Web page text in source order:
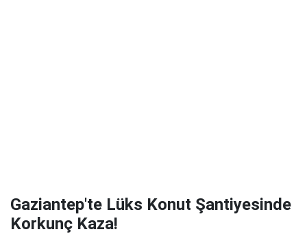
Gaziantep'te Lüks Konut Şantiyesinde
Korkunç Kaza!